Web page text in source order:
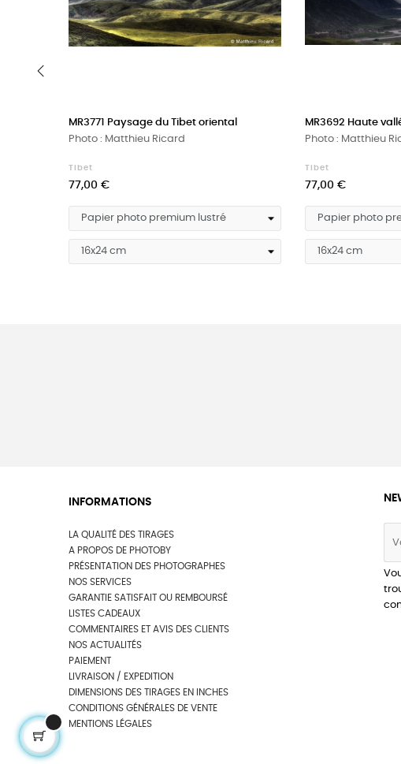
MR3771 Paysage du Tibet oriental
Photo : Matthieu Ricard
Tibet
Prix
77,00 €
MR3692 Haute
Photo : Matthieu
Tibet
Prix
77,00 €
INFORMATIONS
LA QUALITÉ DES TIRAGES
A PROPOS DE PHOTOBY
PRÉSENTATION DES PHOTOGRAPHES
NOS SERVICES
GARANTIE SATISFAIT OU REMBOURSÉ
LISTES CADEAUX
COMMENTAIRES ET AVIS DES CLIENTS
NOS ACTUALITÉS
PAIEMENT
LIVRAISON / EXPEDITION
DIMENSIONS DES TIRAGES EN INCHES
CONDITIONS GÉNÉRALES DE VENTE
MENTIONS LÉGALES